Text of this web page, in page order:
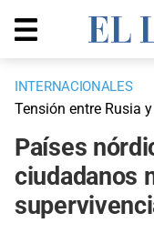
INTERNACIONALES
Tensión entre Rusia
Países
ciudadanos